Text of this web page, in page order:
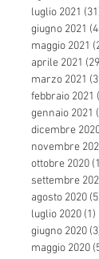
luglio 2021
giugno 2021
maggio 2021
aprile 2021
marzo 2021
febbraio 2021
gennaio 2021
dicembre
novembre
ottobre 2020
settembre
agosto 2020
luglio 2020 (1)
giugno 2020
maggio 2020